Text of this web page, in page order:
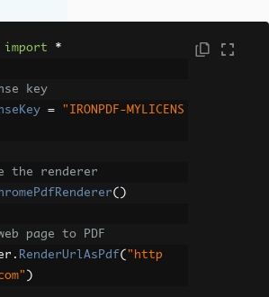
import *
key
=
"IRONPDF-MYLICENS
the renderer
()
page to PDF
. RenderUrlAsPdf( "http
)